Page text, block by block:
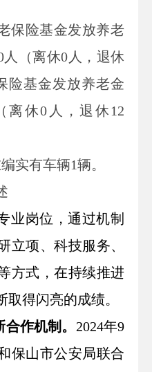
保险基金发放养老
人 （离休0 人，退休
险基金发放养老金
（离休0 人，退休 12
实有车辆1辆。
业岗位，通过机制
立项、科技服务、
方式，在持续推进
得闪亮的成绩。
作机制。 2024年9
保山市公安局联合